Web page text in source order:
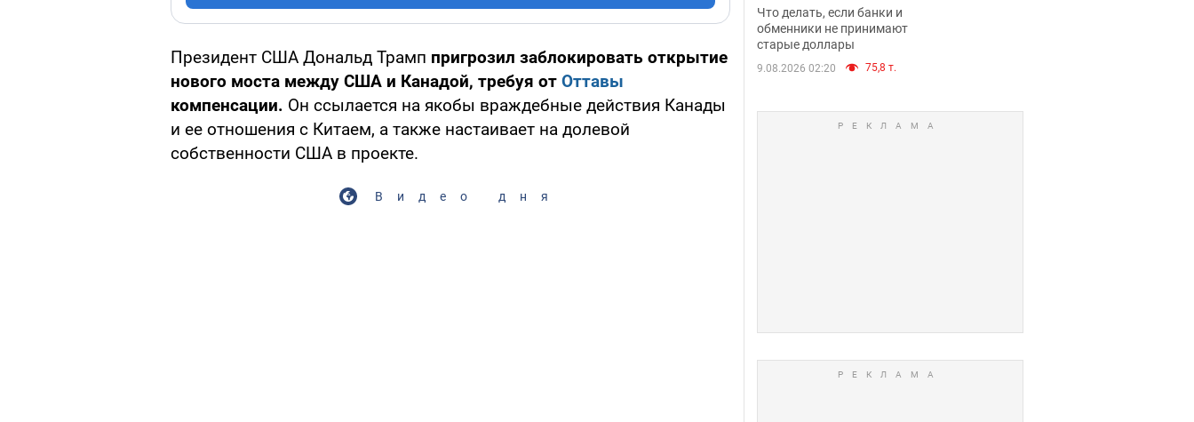
Президент США Дональд Трамп пригрозил заблокировать открытие
нового моста между США и Канадой, требуя от Оттавы
компенсации. Он ссылается на якобы враждебные действия Канады
и ее отношения с Китаем, а также настаивает на долевой
собственности США в проекте.
Видео дня
принимают ли
обменники и банки
такие купюры
Что делать, если банки и
обменники не принимают
старые доллары
9.08.2026 02:20 75,8 т.